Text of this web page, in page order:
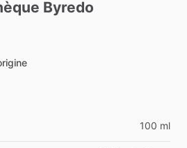
Byredo
100 ml